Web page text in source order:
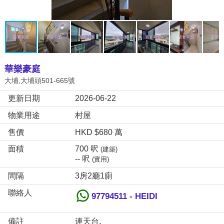
華樂豪庭
大埔,大埔頭501-665號
更新日期
2026-06-22
物業用途
村屋
售價
HKD $680 萬
面積
700 呎(建築)
-- 呎(實用)
間隔
3房2廳1廁
聯絡人
97794511 - HEIDI
備註 連天台,